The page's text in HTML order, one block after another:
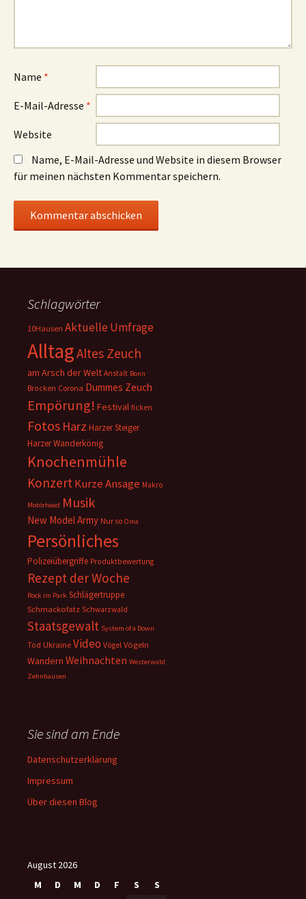
Name *
E-Mail-Adresse *
Website
Name, E-Mail-Adresse und Website in diesem Browser
für meinen nächsten Kommentar speichern.
Schlagwörter
10Hausen Aktuelle Umfrage
AlltagAltes Zeuch
am Arsch der Welt Anstalt Bonn
Brocken Corona Dummes Zeuch
Empörung! Festival ficken
Fotos Harz Harzer Steiger
Harzer Wanderkönig
Knochenmühle
KonzertKurze Ansage Makro
Motörhead Musik
New Model Army Nur so Oma
Persönliches
Polizeiübergriffe Produktbewertung
Rezept der Woche
Rock im Park Schlägertruppe
Schmackofatz Schwarzwald
Staatsgewalt System of a Down
Tod Ukraine Video Vögel Vögeln
Wandern Weihnachten Westerwald
Zehnhausen
Sie sind am Ende
Datenschutzerklärung
Impressum
Über diesen Blog
August 2026
M
D M D F S
S